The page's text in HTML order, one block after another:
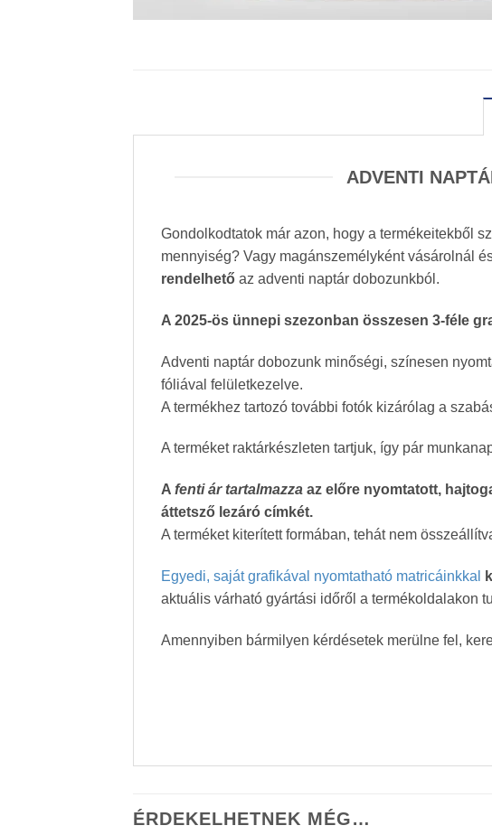
ADVENTI
Gondolkodtatok már azon, hogy a termékeitekből
mennyiség? Vagy magánszemélyként vásárolnál
rendelhető az adventi naptár dobozunkból.
A 2025-ös ünnepi szezonban összesen 3-féle
Adventi naptár dobozunk minőségi, színesen
fóliával felületkezelve.
A termékhez tartozó további fotók kizárólag a
A terméket raktárkészleten tartjuk, így pár
A fenti ár tartalmazza az előre nyomtatott,
áttetsző lezáró címkét.
A terméket kiterített formában, tehát nem
Egyedi, saját grafikával nyomtatható matricáinkkal
aktuális várható gyártási időről a termékoldalakon
Amennyiben bármilyen kérdésetek merülne fel,
ÉRDEKELHETNEK MÉG…